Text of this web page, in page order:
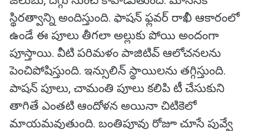
స్థిరత్వాన్ని అందిస్తుంది. ఫాషన్‌ ఫ్లవర్‌ రాఖీ ఆకారంలో
ఉండే ఈ పూలు తీగలా అల్లుకు పోయి అందంగా
పూస్తాయి. వీటి పరిమళం పాజిటివ్‌ ఆలోచనలను
పెంచిపోషిస్తుంది. ఇన్సులిన్‌ స్థాయిలను తగ్గిస్తుంది.
పాషన్‌ పూలు, చామంతి పూలు కలిపి టీ చేసుకుని
తాగితే ఎంతటి ఆందోళన అయినా చిటికెలో
మాయమవుతుంది. బంతిపూవు రోజూ చూసే పువ్వే